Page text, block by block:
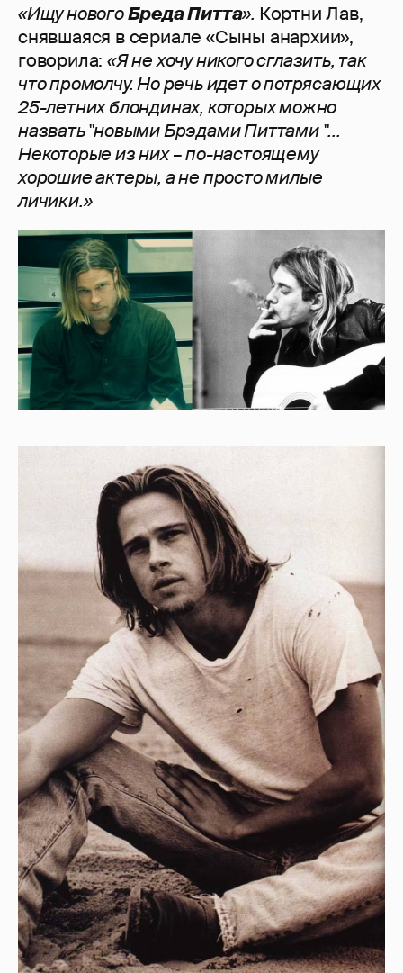
«Ищу новогоБреда Питта». Кортни Лав,
снявшаяся в сериале «Сыны анархии»,
говорила:«Я не хочу никого сглазить, так
что промолчу. Но речь идет о потрясающих
25-летних блондинах, которых можно
назвать "новыми Брэдами Питтами "...
Некоторые из них – по-настоящему
хорошие актеры, а не просто милые
личики.»